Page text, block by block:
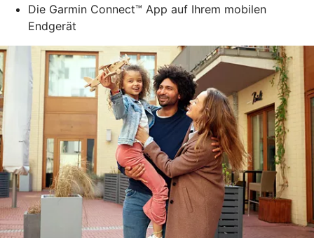
Die Garmin Connect™ App auf Ihrem mobilen
Endgerät